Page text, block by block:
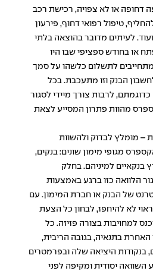
דחופה או לא צפויה, רכישת רכב
טיפול רפואי דחוף, פירעון
לעיתים מדובר בהוצאה בלתי
או בחודש ספציפי שבו היו
לתשלום כלשהו על סמך
הבנק וזו מתעכבת. בכל
לרבות צורך מיידי לסגור
מהוות פתרון המסייע לצאת
– מומלץ לבדוק ולהשוות
מגופי מימון שונים: בנקים,
בנקאיים למיניהם. בחלק
הלוואה כזו ברגע באמצעות
של הבנק או חברת המימון. עם
לא להיחפז, לבחון כל הצעת
למחויבות בצורה פזיזה. כל
בתנאיה, בגובה הריבית,
בנקודות היציאה שלה ובפרמטרים
יסודית ומקיפה לפני